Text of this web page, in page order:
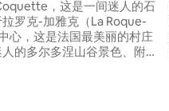
，共 135 条评价
，这是一间迷人的石
罗克-加雅克（La Roque-
心，这是法国最美丽的村庄
的多尔多涅山谷景色、附